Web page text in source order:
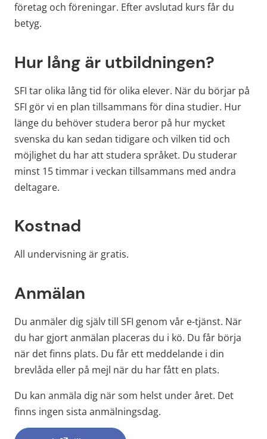
företag och föreningar. Efter avslutad kurs får du
betyg.
Hur lång är utbildningen?
SFI tar olika lång tid för olika elever. När du börjar på
SFI gör vi en plan tillsammans för dina studier. Hur
länge du behöver studera beror på hur mycket
svenska du kan sedan tidigare och vilken tid och
möjlighet du har att studera språket. Du studerar
minst 15 timmar i veckan tillsammans med andra
deltagare.
Kostnad
All undervisning är gratis.
Anmälan
Du anmäler dig själv till SFI genom vår e-tjänst. När
du har gjort anmälan placeras du i kö. Du får börja
när det finns plats. Du får ett meddelande i din
brevlåda eller på mejl när du har fått en plats.
Du kan anmäla dig när som helst under året. Det
finns ingen sista anmälningsdag.